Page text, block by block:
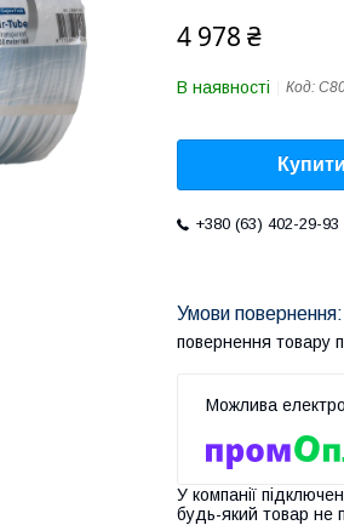
4 978 ₴
В наявності Код:
Купити
+380 (63) 402-29-93
повернення товару
У компанії
будь-який товар не